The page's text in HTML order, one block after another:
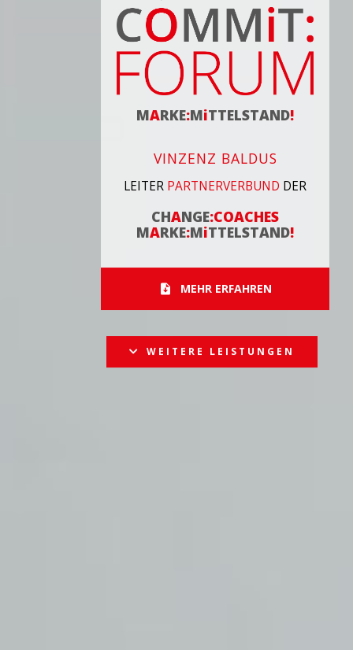
MARKE:MiTTELSTAND!
VINZENZ BALDUS
LEITER PARTNERVERBUND DER
CHANGE:COACHES
MARKE:MiTTELSTAND!
MEHR ERFAHREN
WEITERE LEISTUNGEN